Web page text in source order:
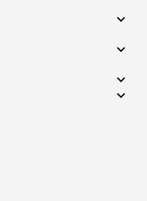
expand_more
expand_more
expand_more
expand_more